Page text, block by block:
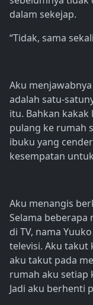
dalam sekejap.
“Tidak, sama
Aku
adalah satu-
itu. Bahkan kakak
pulang ke rumah
ibuku yang
kesempatan
Aku menangis
Selama
di TV, nama
televisi. Aku
aku takut pada
rumah aku setiap
Jadi aku berhenti